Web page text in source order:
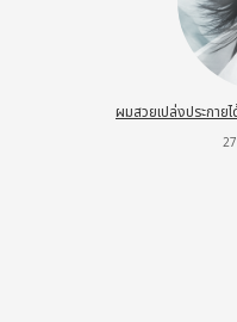
ผมสวยเปล่งประกา